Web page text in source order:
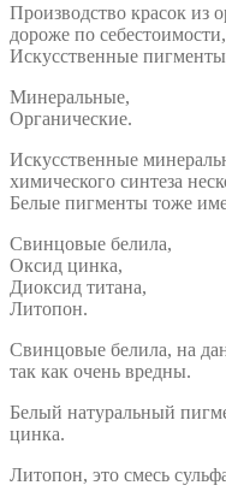
Производство красок из
дороже по
Искусственные
Минеральные,
Органические.
Искусственные
химического синтеза
Белые пигменты тоже
Свинцовые белила,
Оксид цинка,
Диоксид титана,
Литопон.
Свинцовые белила, на
так как очень вредны.
Белый натуральный
цинка.
Литопон, это смесь